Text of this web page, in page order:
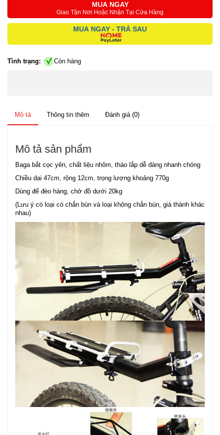
MUA NGAY
Giao Tận Nơi Hoặc Nhận Tại Cửa Hàng
MUA NGAY - TRẢ SAU
Tình trạng: Còn hàng
Mô tả Thông tin thêm Đánh giá (0)
Mô tả sản phẩm
Baga bắt cọc yên, chất liệu nhôm, tháo lắp dễ dàng nhanh chóng
Chiều dai 47cm, rộng 12cm, trọng lượng khoảng 770g
Dùng để đèo hàng, chở đồ dưới 20kg
(L­ưu ý có loại có chắn bùn và loại không chắn bùn, giá thành khác
nhau)